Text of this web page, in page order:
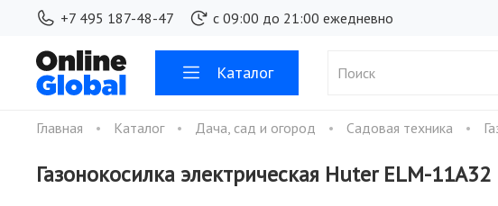
+7 495 187-48-47 с 09:00 до 21:00 ежедневно
Каталог
Главная Каталог Дача, сад и огород Садовая техника
Газонокосилка электрическая Huter ELM-11А32